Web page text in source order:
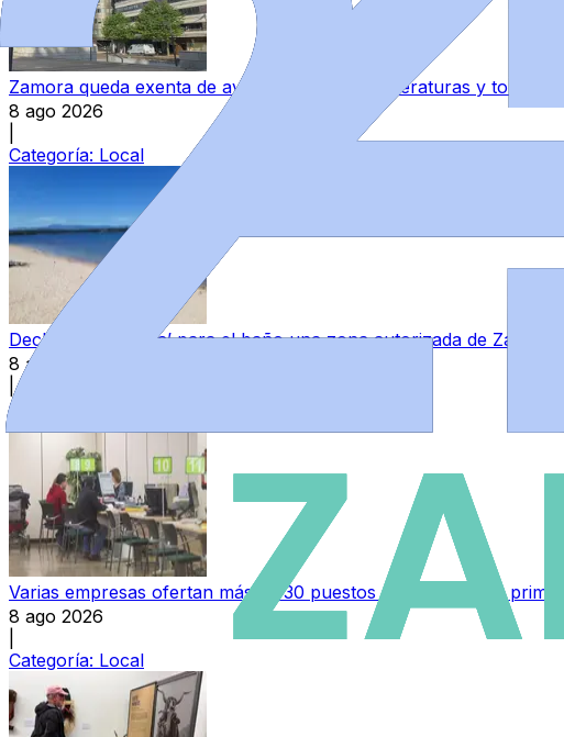
Zamora queda exenta de avisos por altas temperaturas y
8 ago 2026
Categoría: Local
Declarada ‘no apta’ para el baño una zona autorizada de
8 ago 2026
Categoría:
Varias empresas ofertan más de 30 puestos de trabajo esta
8 ago 2026
Categoría: Local